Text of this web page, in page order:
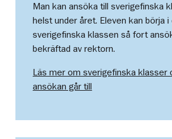
Man kan ansöka till sverigefinska
helst under året. Eleven kan börja i
sverigefinska klassen så fort
bekräftad av rektorn.
Läs mer om sverigefinska klasser
ansökan går till